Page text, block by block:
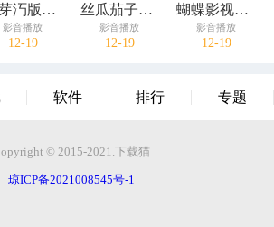
蜜芽汅版影视直播APP
影音播放
12-19
丝瓜茄子影视直播APP
影音播放
12-19
蝴蝶影视直播APP在线看
影音播放
12-19
软件 排行 专题
© 2015-2021.下载猫
琼ICP备2021008545号-1